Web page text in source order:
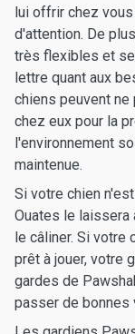
lui offrir chez
d'attention. De
très flexibles et
lettre quant aux
chiens peuvent
chez eux pour la
l'environnement
maintenue.
Si votre chien
Ouates le
le câliner. Si votre
prêt à jouer, votre
gardes de
passer de bonnes